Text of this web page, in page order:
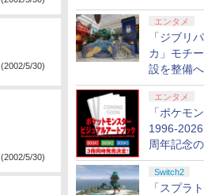
ロする夏
タート
エンタメ
「ジブリ
カ」モチ
設を整備
開
エンタメ
「ポケモ
1996-
周年記念
ブック3冊
Switch2
「スプラ
(2002/5/30)
(2002/5/30)